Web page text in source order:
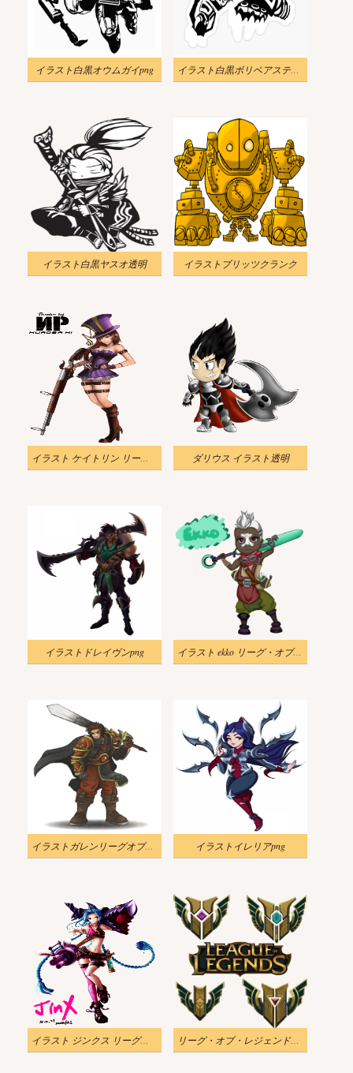
イラスト白黒オウムガイpng イラスト白黒ボリベアステッカーpng
イラスト白黒ヤスオ透明 イラストブリッツクランク
イラスト ケイトリン リーグ・オブ・レジェンド 透明 ダリウス イラスト透明
イラストドレイヴンpng イラスト ekko リーグ・オブ・レジェンド 透明
イラストガレンリーグオブレジェンド イラストイレリアpng
イラスト ジンクス リーグ・オブ・レジェンド png リーグ・オブ・レジェンドのレベルマスタリーの透明なイラスト